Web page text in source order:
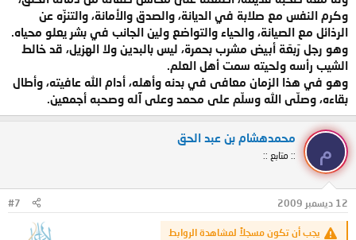
وكرم النفس مع صلابة في الديانة، والصدق والأمانة، والتنزّه عن
الرذائل مع الصيانة، والحياء والتواضع ولين الجانب في بشر يعلو محياه.
وهو رجل رَبعَة أبيض مشرب بحمرة، ليس بالبدين ولا الهزيل، قد خالط
الشيب رأسه ولحيته سمت أهل العلم.
وهو في هذا الزمان معافى في بدنه وأهله، أدام الله عافيته، وأطال
بقاءه، وصلّى الله وسلّم على محمد وعلى آله وصحبه أجمعين.
م
محمدهشام بن عبد الحق
:: متابع ::
12 ديسمبر 2009 #7
يجب أن تكون مسجلاً لمشاهدة الروابط